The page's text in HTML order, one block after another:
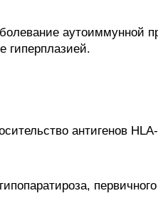
аутоиммунной
гиперплазией.
антигенов
первичного